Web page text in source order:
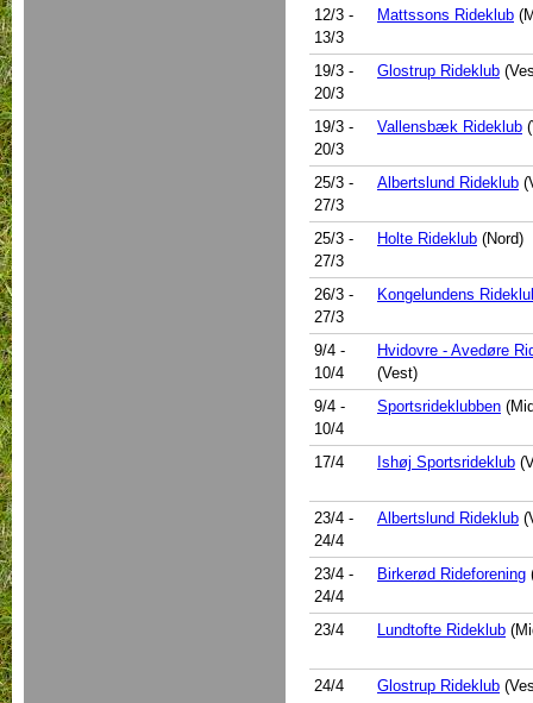
12/3 -
13/3
Mattssons Rideklub
19/3 -
20/3
Glostrup Rideklub
19/3 -
20/3
Vallensbæk Rideklub
25/3 -
27/3
Albertslund Rideklub
25/3 -
27/3
Holte Rideklub (Nord)
26/3 -
27/3
Kongelundens
9/4 -
10/4
Hvidovre - Avedøre
(Vest)
9/4 -
10/4
Sportsrideklubben
17/4 Ishøj Sportsrideklub
23/4 -
24/4
Albertslund Rideklub
23/4 -
24/4
Birkerød Rideforening
23/4 Lundtofte Rideklub
24/4 Glostrup Rideklub